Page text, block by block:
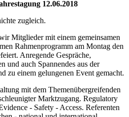
12.06.2018
zugleich.
Mitglieder mit einem gemeinsamen
Rahmenprogramm am Montag den
Anregende Gespräche,
und auch Spannendes aus der
zu einem gelungenen Event gemacht.
mit dem Themenübergreifenden
Marktzugang. Regulatory
- Safety - Access. Referenten